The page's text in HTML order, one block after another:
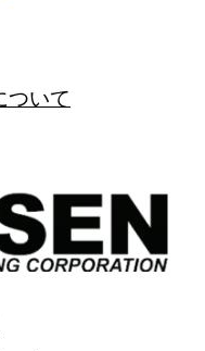
ついて